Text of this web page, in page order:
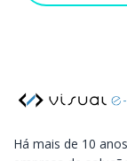
Há mais de 10